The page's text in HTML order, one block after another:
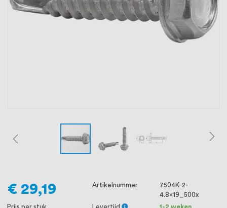
ons voorop, want we geloven dat een
goede relatie met onze klanten het
€ 29,19 Artikelnummer
7504K-2-
4.8x19_500x